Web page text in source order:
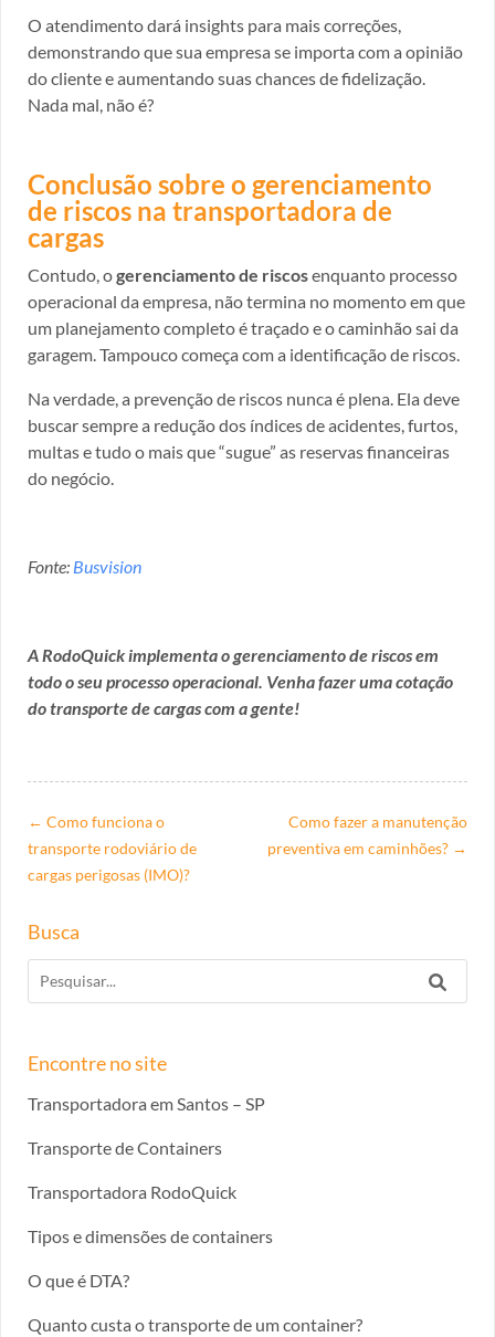
O atendimento dará insights para mais correções,
demonstrando que sua empresa se importa com a opinião
do cliente e aumentando suas chances de fidelização.
Nada mal, não é?
Conclusão sobre o gerenciamento
de riscos na transportadora de
cargas
Contudo, ogerenciamento de riscosenquanto processo
operacional da empresa, não termina no momento em que
um planejamento completo é traçado e o caminhão sai da
garagem. Tampouco começa com a identificação de riscos.
Na verdade, a prevenção de riscos nunca é plena. Ela deve
buscar sempre a redução dos índices de acidentes, furtos,
multas e tudo o mais que “sugue” as reservas financeiras
do negócio.
Fonte: Busvision
A RodoQuick implementa o gerenciamento de riscos em
todo o seu processo operacional. Venha fazer uma cotação
do transporte de cargas com a gente!
←Como funciona o
transporte rodoviário de
cargas perigosas (IMO)?
Como fazer a manutenção
preventiva em caminhões?→
Busca
Encontre no site
Transportadora em Santos – SP
Transporte de Containers
Transportadora RodoQuick
Tipos e dimensões de containers
O que é DTA?
Quanto custa o transporte de um container?